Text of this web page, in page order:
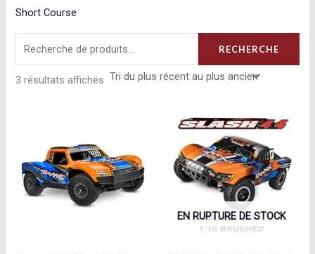
Short Course
RECHERCHE
3 résultats affichés Trié
EN RUPTURE DE STOCK